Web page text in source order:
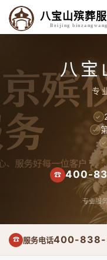
八宝山殡葬
Beijing binzangwang
八宝
专
✓
✓
✓
☎ 400-
专业服
☎ 服务电话400-838-